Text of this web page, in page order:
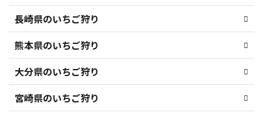
長崎県のいちご狩り
熊本県のいちご狩り
大分県のいちご狩り
宮崎県のいちご狩り